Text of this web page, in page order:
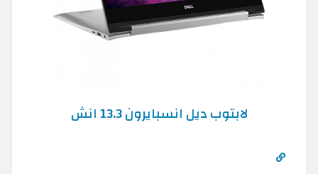
لابتوب ديل انسبايرون 13.3 انش